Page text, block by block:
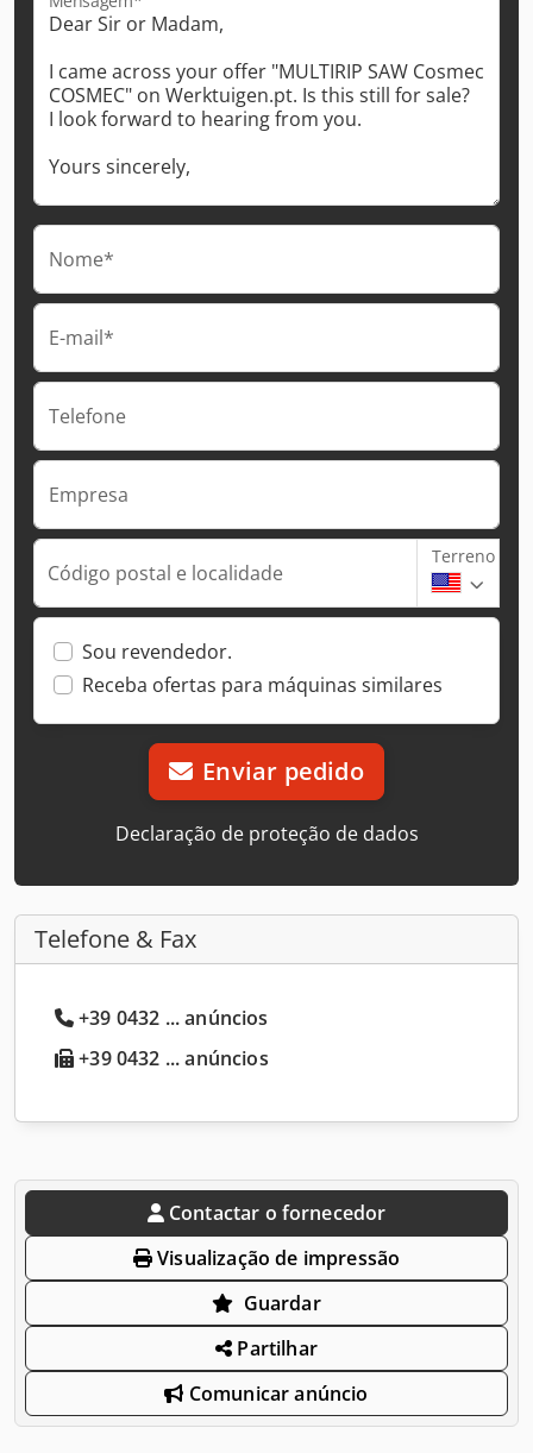
Nome*
E-mail*
Telefone
Empresa
Código postal e localidade
Terreno
Sou revendedor.
Receba ofertas para máquinas similares
Enviar pedido
Declaração de proteção de dados
Telefone & Fax
+39 0432 ... anúncios
+39 0432 ... anúncios
Contactar o fornecedor
Visualização de impressão
Guardar
Partilhar
Comunicar anúncio